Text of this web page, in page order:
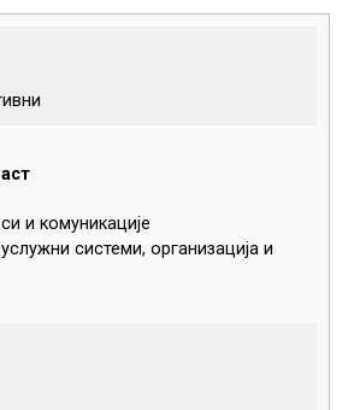
и комуникације
системи, организација и